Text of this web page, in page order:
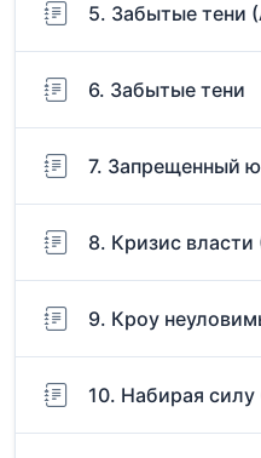
5. Забытые тени
6. Забытые тени
7. Запрещенный
8. Кризис
9. Кроу
10. Набирая